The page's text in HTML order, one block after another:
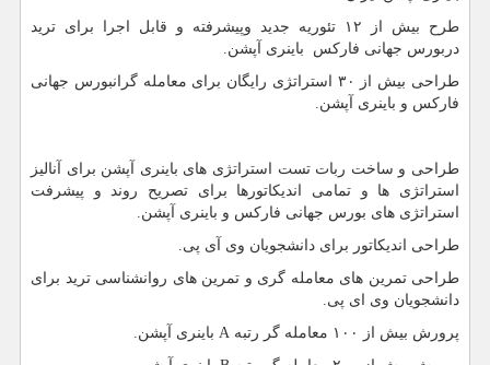
طرح بیش از ۱۲ تئوریه جدید وپیشرفته و قابل اجرا برای ترید
دربورس جهانی فارکس باینری آپشن.
طراحی بیش از ۳۰ استراتژی رایگان برای معامله گرانبورس جهانی
فارکس و باینری آپشن.
طراحی و ساخت ربات تست استراتژی های باینری آپشن برای آنالیز
استراتژی ها و تمامی اندیکاتورها برای تصریح روند و پیشرفت
استراتژی های بورس جهانی فارکس و باینری آپشن.
طراحی اندیکاتور برای دانشجویان وی آی پی.
طراحی تمرین های معامله گری و تمرین های روانشناسی ترید برای
دانشجویان وی ای پی.
پرورش بیش از ۱۰۰ معامله گر رتبه A باینری آپشن.